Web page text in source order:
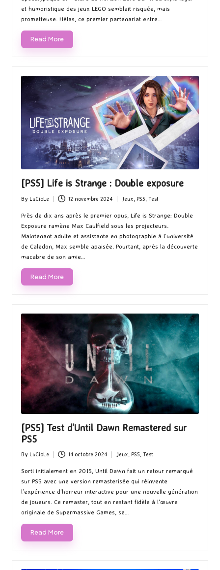
et humoristique des jeux LEGO semblait risquée, mais
prometteuse. Hélas, ce premier partenariat entre…
Read More
[PS5] Life is Strange : Double exposure
Posted
by
By LuCioLe 12 novembre 2024
Posted
Jeux, PS5, Test
Près de dix ans après le premier opus, Life is Strange: Double
Exposure ramène Max Caulfield sous les projecteurs.
Maintenant adulte et assistante en photographie à l’université
de Caledon, Max semble apaisée. Pourtant, après la découverte
macabre de son amie…
Read More
[PS5] Test d’Until Dawn Remastered sur
PS5
Posted
by
By LuCioLe 14 octobre 2024
Posted
in
Jeux, PS5, Test
Sorti initialement en 2015, Until Dawn fait un retour remarqué
sur PS5 avec une version remasterisée qui réinvente
l’expérience d’horreur interactive pour une nouvelle génération
de joueurs. Ce remaster, tout en restant fidèle à l'œuvre
originale de Supermassive Games, se…
Read More